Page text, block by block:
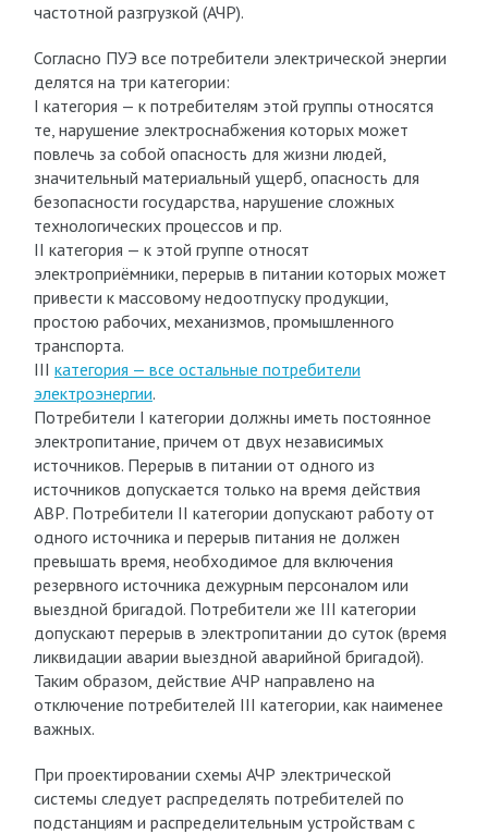
частотной разгрузкой (АЧР).
Согласно ПУЭ все потребители электрической энергии
делятся на три категории:
I категория — к потребителям этой группы относятся
те, нарушение электроснабжения которых может
повлечь за собой опасность для жизни людей,
значительный материальный ущерб, опасность для
безопасности государства, нарушение сложных
технологических процессов и пр.
II категория — к этой группе относят
электроприёмники, перерыв в питании которых может
привести к массовому недоотпуску продукции,
простою рабочих, механизмов, промышленного
транспорта.
III категория — все остальные потребители
электроэнергии.
Потребители I категории должны иметь постоянное
электропитание, причем от двух независимых
источников. Перерыв в питании от одного из
источников допускается только на время действия
АВР. Потребители II категории допускают работу от
одного источника и перерыв питания не должен
превышать время, необходимое для включения
резервного источника дежурным персоналом или
выездной бригадой. Потребители же III категории
допускают перерыв в электропитании до суток (время
ликвидации аварии выездной аварийной бригадой).
Таким образом, действие АЧР направлено на
отключение потребителей III категории, как наименее
важных.
При проектировании схемы АЧР электрической
системы следует распределять потребителей по
подстанциям и распределительным устройствам с